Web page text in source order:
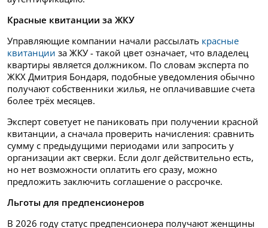
Красные квитанции за ЖКУ
Управляющие компании начали рассылать красные
квитанции за ЖКУ - такой цвет означает, что владелец
квартиры является должником. По словам эксперта по
ЖКХ Дмитрия Бондаря, подобные уведомления обычно
получают собственники жилья, не оплачивавшие счета
более трёх месяцев.
Эксперт советует не паниковать при получении красной
квитанции, а сначала проверить начисления: сравнить
сумму с предыдущими периодами или запросить у
организации акт сверки. Если долг действительно есть,
но нет возможности оплатить его сразу, можно
предложить заключить соглашение о рассрочке.
Льготы для предпенсионеров
В 2026 году статус предпенсионера получают женщины